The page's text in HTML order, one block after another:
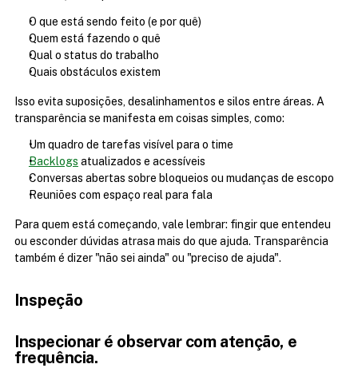
O que está sendo feito (e por quê)
Quem está fazendo o quê
Qual o status do trabalho
Quais obstáculos existem
Isso evita suposições, desalinhamentos e silos entre áreas. A
transparência se manifesta em coisas simples, como:
Um quadro de tarefas visível para o time
Backlogs atualizados e acessíveis
Conversas abertas sobre bloqueios ou mudanças de escopo
Reuniões com espaço real para fala
Para quem está começando, vale lembrar: fingir que entendeu
ou esconder dúvidas atrasa mais do que ajuda. Transparência
também é dizer "não sei ainda" ou "preciso de ajuda".
Inspeção
Inspecionar é observar com atenção, e
frequência.